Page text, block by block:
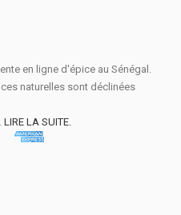
en ligne d'épice au Sénégal.
naturelles sont déclinées
LIRE LA SUITE.